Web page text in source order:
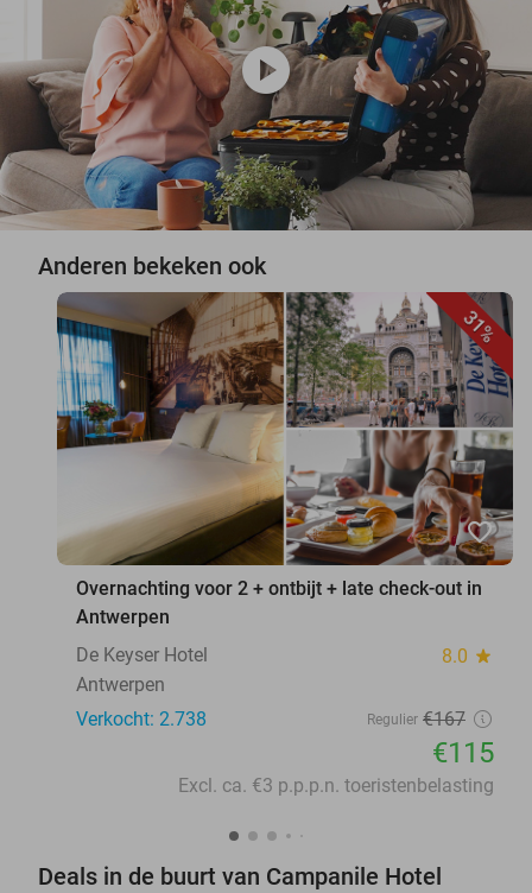
play_circle
Anderen bekeken ook
31%
favorite_border
Overnachting voor 2 + ontbijt + late check-out in
Antwerpen
De Keyser Hotel
8.0 star
Antwerpen
Verkocht: 2.738
Regulier €167
€115
Excl. ca. €3 p.p.p.n. toeristenbelasting
Deals in de buurt van Campanile Hotel